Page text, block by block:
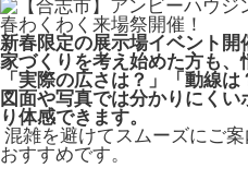
新春限定の展示場イベント開
家づくりを考え始めた方も、
「実際の広さは？」「動線は
図面や写真では分かりにく
り体感できます。
混雑を避けてスムーズにご
おすすめです。